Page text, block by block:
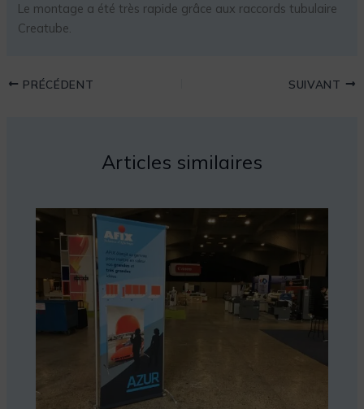
Le montage a été très rapide grâce aux raccords tubulaire
Creatube.
PRÉCÉDENT SUIVANT
Articles similaires